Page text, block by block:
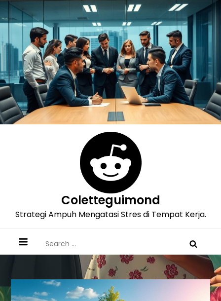
Skip
to
Coletteguimond
Strategi Ampuh Mengatasi Stres di Tempat Kerja.
for: